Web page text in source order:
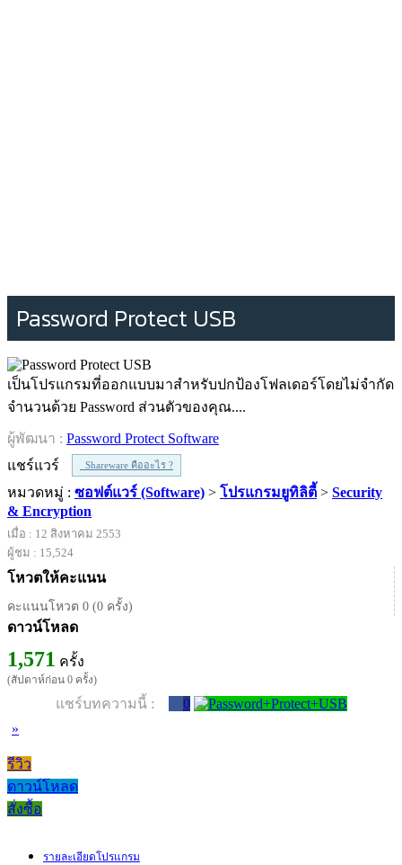
Password Protect USB
เป็นโปรแกรมที่ออกแบบมาสำหรับปกป้องโฟลเดอร์โดยไม่จำกัด
จำนวนด้วย Password ส่วนตัวของคุณ....
ผู้พัฒนา : Password Protect Software
แชร์แวร์
Shareware คืออะไร ?
หมวดหมู่ : ซอฟต์แวร์ (Software) > โปรแกรมยูทิลิตี้ > Security
& Encryption
เมื่อ : 12 สิงหาคม 2553
ผู้ชม : 15,524
โหวตให้คะแนน
คะแนนโหวต 0 (0 ครั้ง)
ดาวน์โหลด
1,571 ครั้ง
(สัปดาห์ก่อน 0 ครั้ง)
แชร์บทความนี้ :
0
»
รีวิว
ดาวน์โหลด
สั่งซื้อ
รายละเอียดโปรแกรม